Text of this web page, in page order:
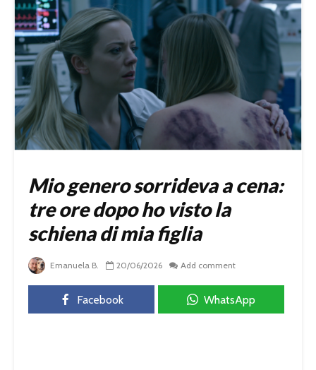
Mio genero sorrideva a cena:
tre ore dopo ho visto la
schiena di mia figlia
Emanuela B. 20/06/2026 Add comment
Facebook WhatsApp